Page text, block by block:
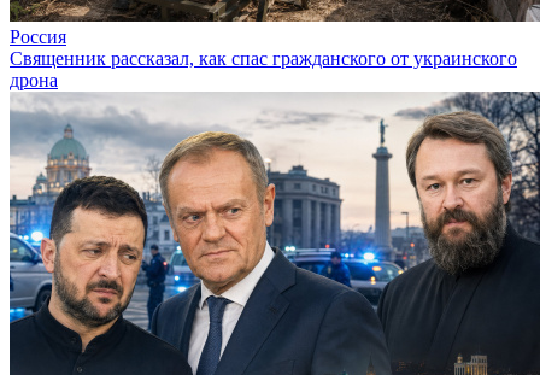
Россия
Священник рассказал, как спас гражданского от украинского
дрона